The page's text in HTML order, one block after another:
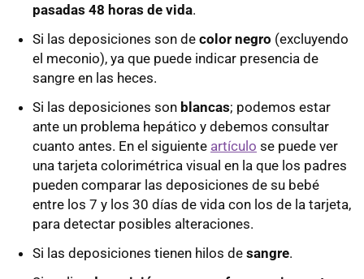
pasadas 48 horas de vida.
Si las deposiciones son de color negro (excluyendo
el meconio), ya que puede indicar presencia de
sangre en las heces.
Si las deposiciones son blancas; podemos estar
ante un problema hepático y debemos consultar
cuanto antes. En el siguiente artículo se puede ver
una tarjeta colorimétrica visual en la que los padres
pueden comparar las deposiciones de su bebé
entre los 7 y los 30 días de vida con los de la tarjeta,
para detectar posibles alteraciones.
Si las deposiciones tienen hilos de sangre.